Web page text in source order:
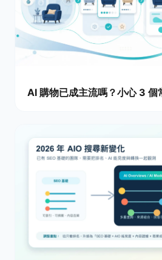
AI 購物已成主流嗎？小心 3 個